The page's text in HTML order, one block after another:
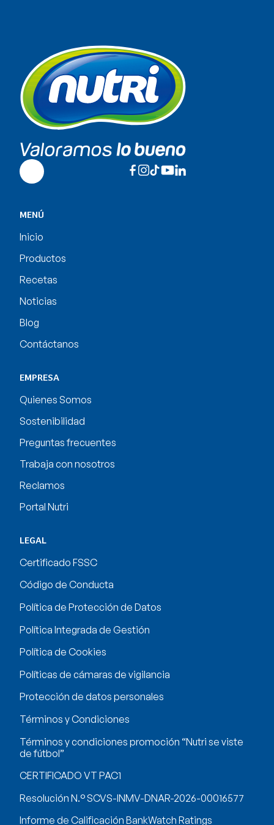
MENÚ
Inicio
Productos
Recetas
Noticias
Blog
Contáctanos
EMPRESA
Quienes Somos
Sostenibilidad
Preguntas frecuentes
Trabaja con nosotros
Reclamos
Portal Nutri
LEGAL
Certificado FSSC
Código de Conducta
Política de Protección de Datos
Política Integrada de Gestión
Política de Cookies
Políticas de cámaras de vigilancia
Protección de datos personales
Términos y Condiciones
Términos y condiciones promoción “Nutri se viste
de fútbol”
CERTIFICADO VT PAC1
Resolución N.° SCVS-INMV-DNAR-2026-00016577
Informe de Calificación BankWatch Ratings